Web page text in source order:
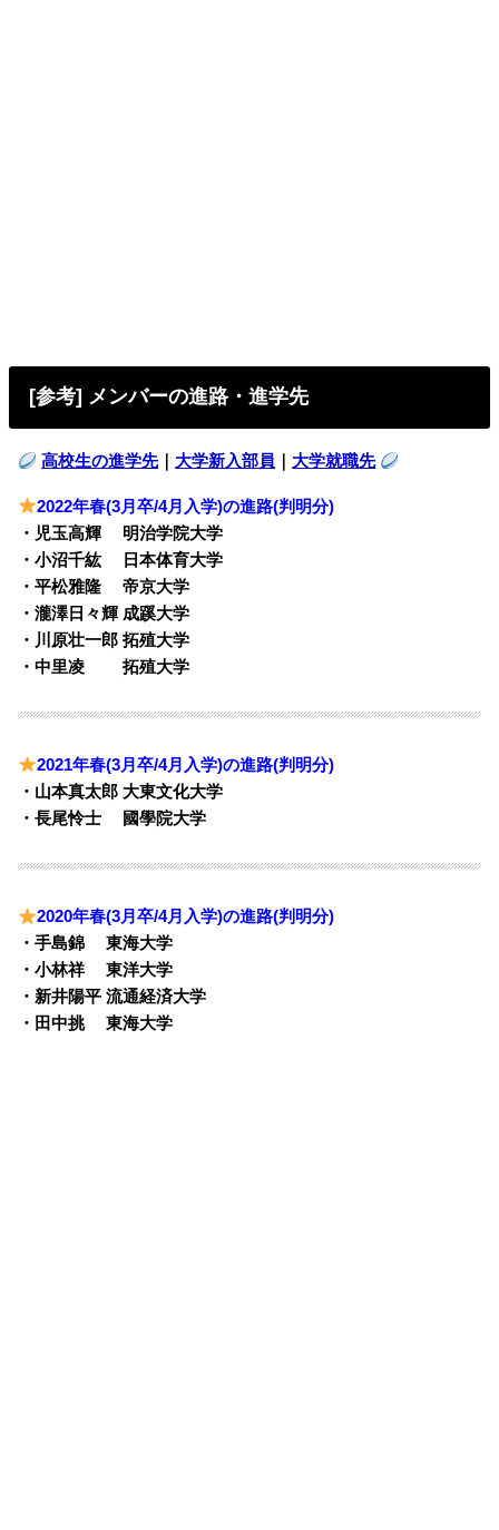
[参考] メンバーの進路・進学先
高校生の進学先｜ 大学新入部員 大学就職先
2022年春(3月卒/4月入学)の進路(判明分)
・児玉高輝 明治学院大学
・小沼千紘 日本体育大学
・平松雅隆 帝京大学
・瀧澤日々輝 成蹊大学
・川原壮一郎 拓殖大学
・中里凌 拓殖大学
2021年春(3月卒/4月入学)の進路(判明分)
・山本真太郎 大東文化大学
・長尾怜士 國學院大学
2020年春(3月卒/4月入学)の進路(判明分)
・手島錦 東海大学
・小林祥 東洋大学
・新井陽平 流通経済大学
・田中挑 東海大学